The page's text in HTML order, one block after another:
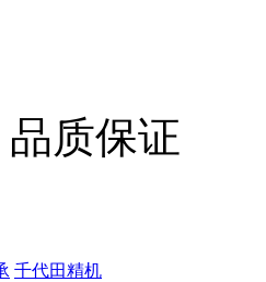
质保证
千代田精机